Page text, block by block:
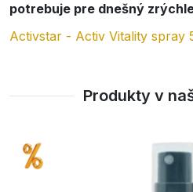
potrebuje pre dnešný
Activstar - Activ Vitality spray
Produkty v